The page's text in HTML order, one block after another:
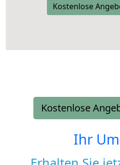
Kostenlose
Kostenlose
Ihr